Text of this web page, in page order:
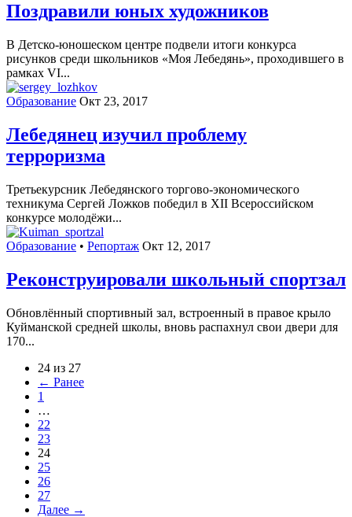
Поздравили юных художников
В Детско-юношеском центре подвели итоги конкурса
рисунков среди школьников «Моя Лебедянь», проходившего в
рамках VI...
Образование Окт 23, 2017
Лебедянец изучил проблему
терроризма
Третьекурсник Лебедянского торгово-экономического
техникума Сергей Ложков победил в XII Всероссийском
конкурсе молодёжи...
Образование • Репортаж Окт 12, 2017
Реконструировали школьный спортзал
Обновлённый спортивный зал, встроенный в правое крыло
Куйманской средней школы, вновь распахнул свои двери для
170...
24 из 27
← Ранее
1
…
22
23
24
25
26
27
Далее →